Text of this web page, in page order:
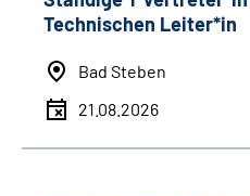
Technischen Leiter*in
Bad Steben
21.08.2026